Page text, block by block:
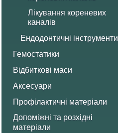
Лікування кореневих
каналів
Ендодонтичні інструменти
Гемостатики
Відбиткові маси
Аксесуари
Профілактичні матеріали
Допоміжні та розхідні
матеріали